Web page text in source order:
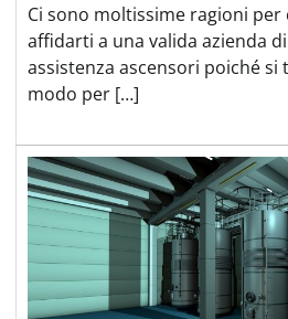
Ci sono moltissime ragioni per
affidarti a una valida azienda
assistenza ascensori poiché si
modo per […]